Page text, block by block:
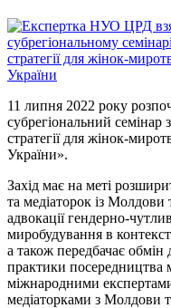
11 липня 2022 року
субрегіональний семінар
стратегії для жінок-
України».
Захід має на меті
та медіаторок із Молдови
адвокації гендерно-
миробудування в
а також передбачає обмін
практики посередництва
міжнародними
медіаторками з Молдови